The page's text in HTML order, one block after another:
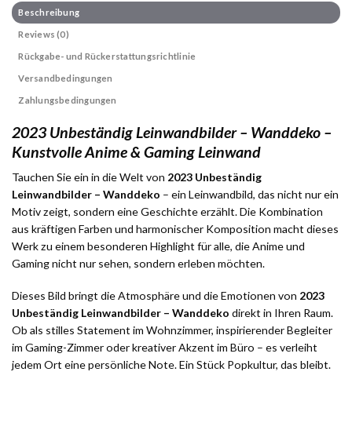
Beschreibung
Reviews (0)
Rückgabe- und Rückerstattungsrichtlinie
Versandbedingungen
Zahlungsbedingungen
2023 Unbeständig Leinwandbilder – Wanddeko –
Kunstvolle Anime & Gaming Leinwand
Tauchen Sie ein in die Welt von 2023 Unbeständig
Leinwandbilder – Wanddeko – ein Leinwandbild, das nicht nur ein
Motiv zeigt, sondern eine Geschichte erzählt. Die Kombination
aus kräftigen Farben und harmonischer Komposition macht dieses
Werk zu einem besonderen Highlight für alle, die Anime und
Gaming nicht nur sehen, sondern erleben möchten.
Dieses Bild bringt die Atmosphäre und die Emotionen von 2023
Unbeständig Leinwandbilder – Wanddeko direkt in Ihren Raum.
Ob als stilles Statement im Wohnzimmer, inspirierender Begleiter
im Gaming-Zimmer oder kreativer Akzent im Büro – es verleiht
jedem Ort eine persönliche Note. Ein Stück Popkultur, das bleibt.